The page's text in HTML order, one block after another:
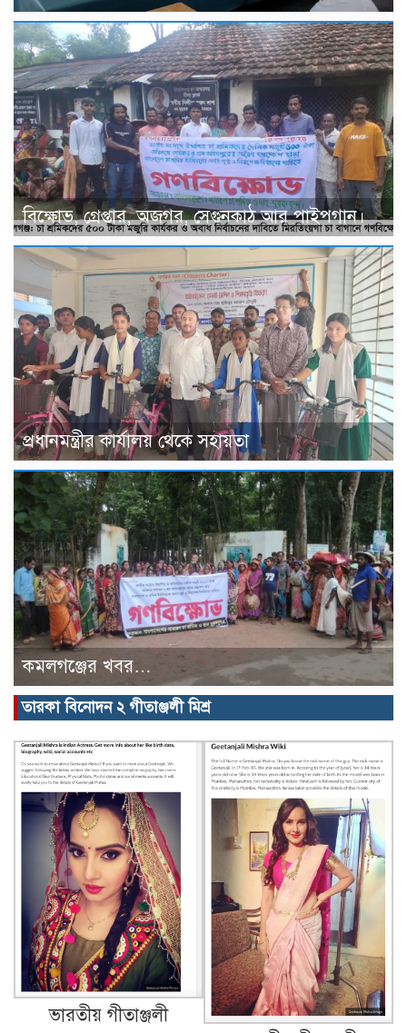
বিক্ষোভ, গ্রেপ্তার, অজগর, সেগুনকাঠ আর পাইপগান।
প্রধানমন্ত্রীর কার্যালয় থেকে সহায়তা
কমলগঞ্জের খবর…
তারকা বিনোদন ২ গীতাঞ্জলী মিশ্র
ভারতীয় গীতাঞ্জলী